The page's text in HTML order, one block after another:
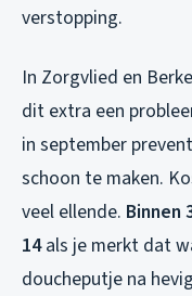
verstopping.
In Zorgvlied en
dit extra een
in september
schoon te maken.
veel ellende. Binnen
14als je merkt dat
doucheputje na